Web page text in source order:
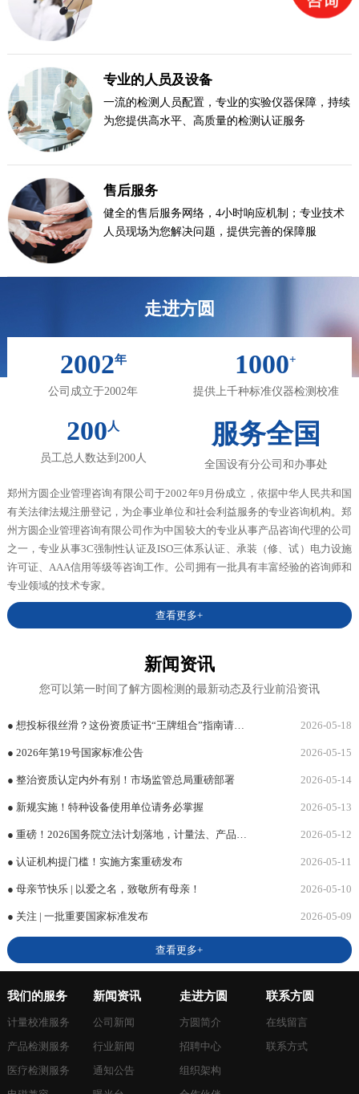
专业的人员及设备
一流的检测人员配置，专业的实验仪器保障，持续
为您提供高水平、高质量的检测认证服务
售后服务
健全的售后服务网络，4小时响应机制；专业技术
人员现场为您解决问题，提供完善的保障服
走进方圆
2002年
公司成立于2002年
1000+
提供上千种标准仪器检测校准
200人
员工总人数达到200人
服务全国
全国设有分公司和办事处
郑州方圆企业管理咨询有限公司于2002年9月份成立，依据中华人民共和国
有关法律法规注册登记，为企事业单位和社会利益服务的专业咨询机构。郑
州方圆企业管理咨询有限公司作为中国较大的专业从事产品咨询代理的公司
之一，专业从事3C强制性认证及ISO三体系认证、承装（修、试）电力设施
许可证、AAA信用等级等咨询工作。公司拥有一批具有丰富经验的咨询师和
专业领域的技术专家。
查看更多+
新闻资讯
您可以第一时间了解方圆检测的最新动态及行业前沿资讯
● 想投标很丝滑？这份资质证书“王牌组合”指南请查收 2026-05-18
● 2026年第19号国家标准公告 2026-05-15
● 整治资质认定内外有别！市场监管总局重磅部署 2026-05-14
● 新规实施！特种设备使用单位请务必掌握 2026-05-13
2026-05-12
● 认证机构提门槛！实施方案重磅发布 2026-05-11
● 母亲节快乐 | 以爱之名，致敬所有母亲！ 2026-05-10
● 关注 | 一批重要国家标准发布 2026-05-09
查看更多+
我们的服务
计量校准服务
产品检测服务
医疗检测服务
新闻资讯
公司新闻
行业新闻
通知公告
走进方圆
方圆简介
招聘中心
组织架构
联系方圆
在线留言
联系方式